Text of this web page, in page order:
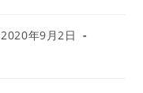
2020年9月2日